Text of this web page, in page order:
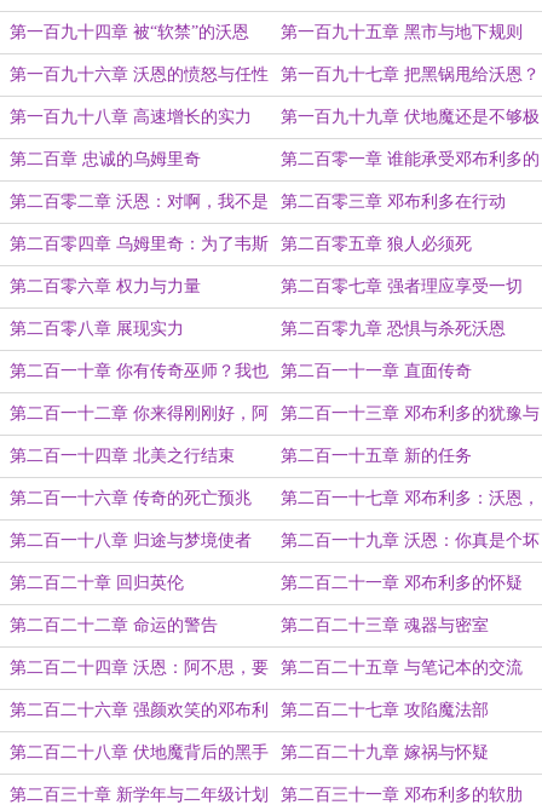
第一百九十四章 被“软禁”的沃恩 第一百九十五章 黑市与地下规则
第一百九十六章 沃恩的愤怒与任性 第一百九十七章 把黑锅甩给沃恩？
第一百九十八章 高速增长的实力 第一百九十九章 伏地魔还是不够极
端啊
第二百章 忠诚的乌姆里奇 第二百零一章 谁能承受邓布利多的
怒火？
第二百零二章 沃恩：对啊，我不是
好人！
第二百零三章 邓布利多在行动
第二百零四章 乌姆里奇：为了韦斯
莱先生！
第二百零五章 狼人必须死
第二百零六章 权力与力量 第二百零七章 强者理应享受一切
第二百零八章 展现实力 第二百零九章 恐惧与杀死沃恩
第二百一十章 你有传奇巫师？我也
有！
第二百一十一章 直面传奇
第二百一十二章 你来得刚刚好，阿
不思！
第二百一十三章 邓布利多的犹豫与
纠结
第二百一十四章 北美之行结束 第二百一十五章 新的任务
第二百一十六章 传奇的死亡预兆 第二百一十七章 邓布利多：沃恩，
你疯了？
第二百一十八章 归途与梦境使者 第二百一十九章 沃恩：你真是个坏
蛋，阿不思！
第二百二十章 回归英伦 第二百二十一章 邓布利多的怀疑
第二百二十二章 命运的警告 第二百二十三章 魂器与密室
第二百二十四章 沃恩：阿不思，要
试试手吗？
第二百二十五章 与笔记本的交流
第二百二十六章 强颜欢笑的邓布利
多
第二百二十七章 攻陷魔法部
第二百二十八章 伏地魔背后的黑手 第二百二十九章 嫁祸与怀疑
第二百三十章 新学年与二年级计划 第二百三十一章 邓布利多的软肋